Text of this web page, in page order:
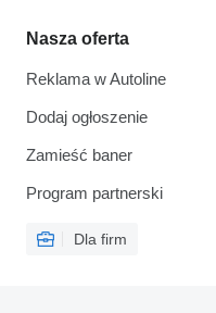
Nasza oferta
Reklama w Autoline
Dodaj ogłoszenie
Zamieść baner
Program partnerski
Dla firm